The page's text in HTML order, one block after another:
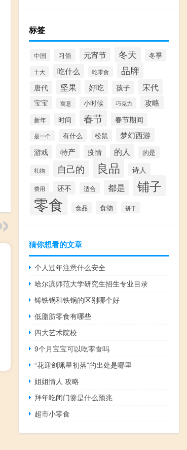
标签
中国 习俗 元宵节 冬天 冬季
十大 吃什么 吃零食 品牌
唐代 坚果 好吃 孩子 宋代
宝宝 寓意 小时候 巧克力 攻略
新年 时间 春节 春节期间
是一个 有什么 松鼠 梦幻西游
游戏 特产 疫情 的人 的是
礼物 自己的 良品 诗人
费用 还不 适合 都是 铺子
零食 食品 食物 饼干
猜你想看的文章
个人过年注意什么安全
哈尔滨师范大学研究生招生专业目录
铸铁锅和铁锅的区别哪个好
低脂肪零食有哪些
四大艺术院校
9个月宝宝可以吃零食吗
“花迎剑珮星初落”的出处是哪里
姐姐情人 攻略
拜年吃闭门羹是什么预兆
超市小零食